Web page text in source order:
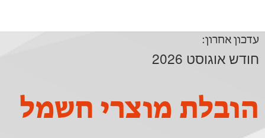
עדכון אחרון:
חודש אוגוסט 2026
הובלת מוצרי חשמל